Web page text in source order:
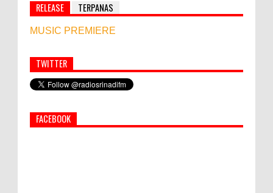
RELEASE TERPANAS
MUSIC PREMIERE
Simbol Persahabatan, RI Bangun Islamic Centre di
Afghanistan
PEMKAB KLUNGKUNG GELAR PASAR
TWITTER
FACEBOOK